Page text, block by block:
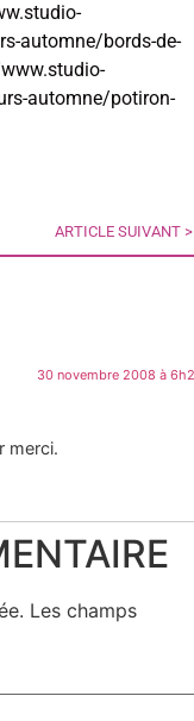
automne/bords-de-
automne/potiron-
ARTICLE SUIVANT >
30 novembre 2008 à
merci.
Les champs